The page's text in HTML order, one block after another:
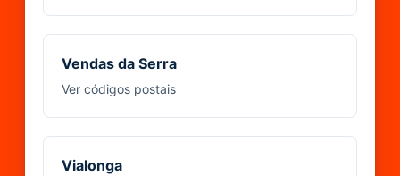
Vendas da Serra
Ver códigos postais
Vialonga